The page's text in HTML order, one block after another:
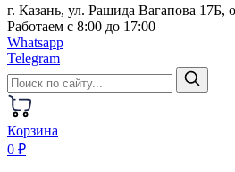
г. Казань, ул. Рашида Вагапова 17Б,
Работаем с 8:00 до 17:00
Whatsapp
Telegram
Корзина
0 ₽